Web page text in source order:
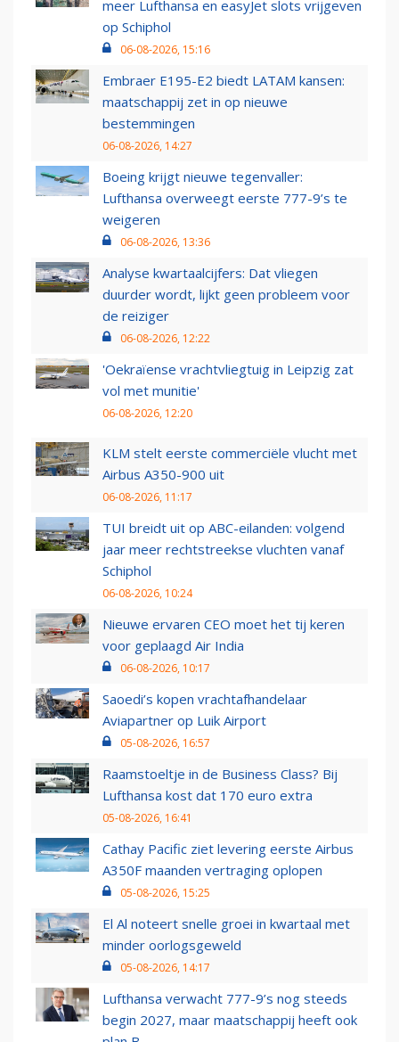
meer Lufthansa en easyJet slots vrijgeven
op Schiphol
06-08-2026, 15:16
Embraer E195-E2 biedt LATAM kansen:
maatschappij zet in op nieuwe
bestemmingen
06-08-2026, 14:27
Boeing krijgt nieuwe tegenvaller:
Lufthansa overweegt eerste 777-9’s te
weigeren
06-08-2026, 13:36
Analyse kwartaalcijfers: Dat vliegen
duurder wordt, lijkt geen probleem voor
de reiziger
06-08-2026, 12:22
'Oekraïense vrachtvliegtuig in Leipzig zat
vol met munitie'
06-08-2026, 12:20
KLM stelt eerste commerciële vlucht met
Airbus A350-900 uit
06-08-2026, 11:17
TUI breidt uit op ABC-eilanden: volgend
jaar meer rechtstreekse vluchten vanaf
Schiphol
06-08-2026, 10:24
Nieuwe ervaren CEO moet het tij keren
voor geplaagd Air India
06-08-2026, 10:17
Saoedi’s kopen vrachtafhandelaar
Aviapartner op Luik Airport
05-08-2026, 16:57
Raamstoeltje in de Business Class? Bij
Lufthansa kost dat 170 euro extra
05-08-2026, 16:41
Cathay Pacific ziet levering eerste Airbus
A350F maanden vertraging oplopen
05-08-2026, 15:25
El Al noteert snelle groei in kwartaal met
minder oorlogsgeweld
05-08-2026, 14:17
Lufthansa verwacht 777-9’s nog steeds
begin 2027, maar maatschappij heeft ook